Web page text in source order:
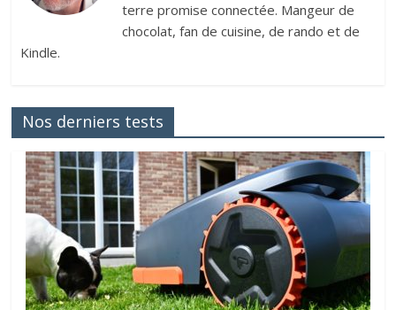
terre promise connectée. Mangeur de
chocolat, fan de cuisine, de rando et de
Kindle.
Nos derniers tests